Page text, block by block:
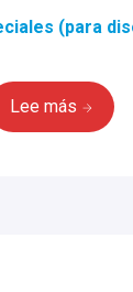
(para
Lee más